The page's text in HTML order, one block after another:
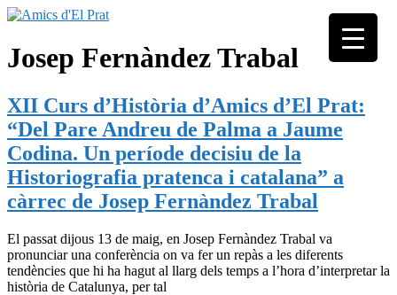
Skip
content
Amics
d'El
seixantenària
nascuda amb
fer poble des
de la unió de
tots els
pratencs
Josep Fernàndez Trabal
XII Curs d’Història d’Amics d’El Prat:
“Del Pare Andreu de Palma a Jaume
Codina. Un període decisiu de la
Historiografia pratenca i catalana” a
càrrec de Josep Fernàndez Trabal
El passat dijous 13 de maig, en Josep Fernàndez Trabal va
pronunciar una conferència on va fer un repàs a les diferents
tendències que hi ha hagut al llarg dels temps a l’hora d’interpretar la
història de Catalunya, per tal